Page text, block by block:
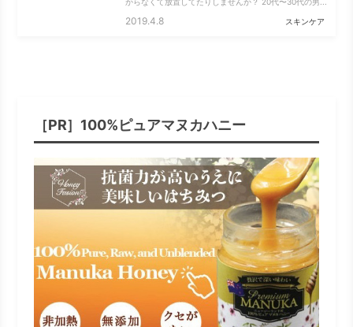
2019.4.8 スキンケア
［PR］100%ピュアマヌカハニー